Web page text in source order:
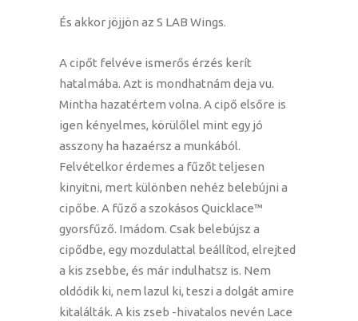
És akkor jöjjön az S LAB Wings.
A cipőt felvéve ismerős érzés kerít
hatalmába. Azt is mondhatnám deja vu.
Mintha hazatértem volna. A cipő elsőre is
igen kényelmes, körülőlel mint egy jó
asszony ha hazaérsz a munkából.
Felvételkor érdemes a fűzőt teljesen
kinyitni, mert különben nehéz belebújni a
cipőbe. A fűző a szokásos Quicklace™
gyorsfűző. Imádom. Csak belebújsz a
cipődbe, egy mozdulattal beállítod, elrejted
a kis zsebbe, és már indulhatsz is. Nem
oldódik ki, nem lazul ki, teszi a dolgát amire
kitalálták. A kis zseb -hivatalos nevén Lace